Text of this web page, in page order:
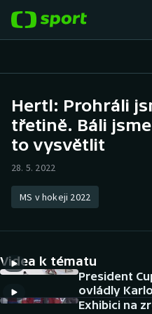
Hokej
Tenis
Atletika
DALŠÍ SPORTY
Americký fotbal
NEPŘEHLÉDNĚTE
Hertl: Prohráli
třetině. Báli
to vysvětlit
28. 5. 2022
MS v hokeji 2022
Videa k tématu
President
ovládly
Exhibici na